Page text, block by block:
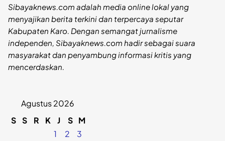
Sibayaknews.com adalah media online lokal yang
menyajikan berita terkini dan terpercaya seputar
Kabupaten Karo. Dengan semangat jurnalisme
independen, Sibayaknews.com hadir sebagai suara
masyarakat dan penyambung informasi kritis yang
mencerdaskan.
Agustus 2026
S S R K J S M
1
2
3